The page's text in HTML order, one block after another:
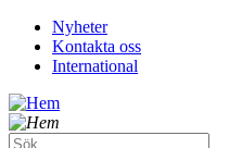
Hoppa
huvudinnehåll
Top
meny
Nyheter
Kontakta oss
International